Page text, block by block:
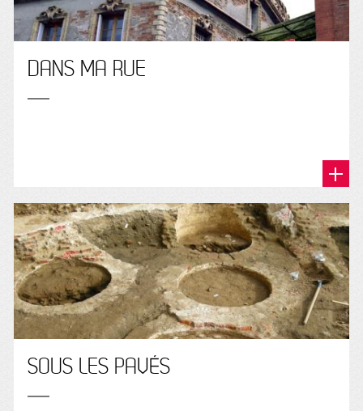
DANS MA RUE
SOUS LES PAVÉS